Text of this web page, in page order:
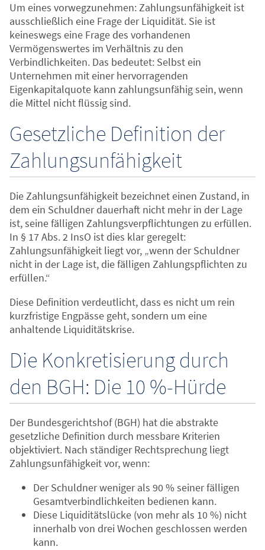
Um eines vorwegzunehmen: Zahlungsunfähigkeit ist
ausschließlich eine Frage der Liquidität. Sie ist
keineswegs eine Frage des vorhandenen
Vermögenswertes im Verhältnis zu den
Verbindlichkeiten. Das bedeutet: Selbst ein
Unternehmen mit einer hervorragenden
Eigenkapitalquote kann zahlungsunfähig sein, wenn
die Mittel nicht flüssig sind.
Gesetzliche Definition der
Zahlungsunfähigkeit
Die Zahlungsunfähigkeit bezeichnet einen Zustand, in
dem ein Schuldner dauerhaft nicht mehr in der Lage
ist, seine fälligen Zahlungsverpflichtungen zu erfüllen.
In § 17 Abs. 2 InsO ist dies klar geregelt:
Zahlungsunfähigkeit liegt vor, „wenn der Schuldner
nicht in der Lage ist, die fälligen Zahlungspflichten zu
erfüllen.“
Diese Definition verdeutlicht, dass es nicht um rein
kurzfristige Engpässe geht, sondern um eine
anhaltende Liquiditätskrise.
Die Konkretisierung durch
den BGH: Die 10 %-Hürde
Der Bundesgerichtshof (BGH) hat die abstrakte
gesetzliche Definition durch messbare Kriterien
objektiviert. Nach ständiger Rechtsprechung liegt
Zahlungsunfähigkeit vor, wenn:
Der Schuldner weniger als 90 % seiner fälligen
Gesamtverbindlichkeiten bedienen kann.
Diese Liquiditätslücke (von mehr als 10 %) nicht
innerhalb von drei Wochen geschlossen werden
kann.